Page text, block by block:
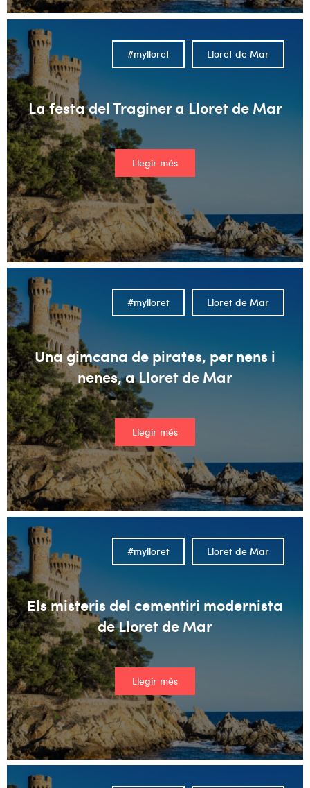
La festa del Traginer a Lloret de Mar
Llegir més
Lloret de Mar
#mylloret
Una gimcana de pirates, per nens i
nenes, a Lloret de Mar
Llegir més
Lloret de Mar
#mylloret
Els misteris del cementiri modernista
de Lloret de Mar
Llegir més
Lloret de Mar
#mylloret